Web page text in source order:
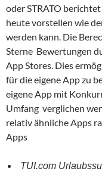
oder STRATO
heute vorstellen wie
werden kann. Die
Sterne Bewertungen
App Stores. Dies
für die eigene App zu
eigene App mit
Umfang verglichen
relativ ähnliche Apps
Apps
TUI.com